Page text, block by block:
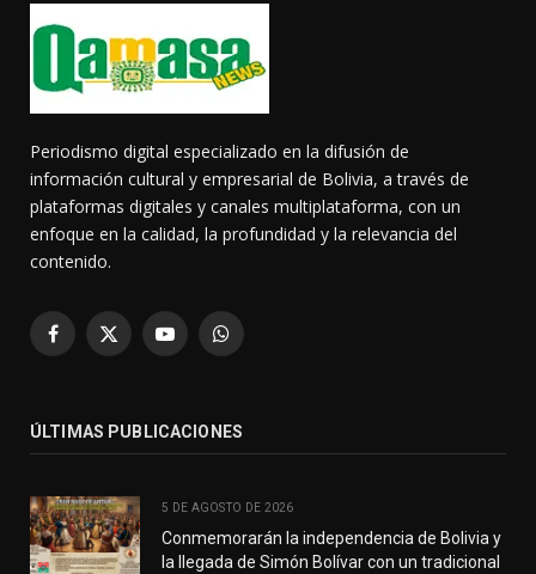
Periodismo digital especializado en la difusión de
información cultural y empresarial de Bolivia, a través de
plataformas digitales y canales multiplataforma, con un
enfoque en la calidad, la profundidad y la relevancia del
contenido.
Facebook
X
YouTubeWhatsApp
ÚLTIMAS PUBLICACIONES
5 DE AGOSTO DE 2026
Conmemorarán la independencia de Bolivia y
la llegada de Simón Bolívar con un tradicional